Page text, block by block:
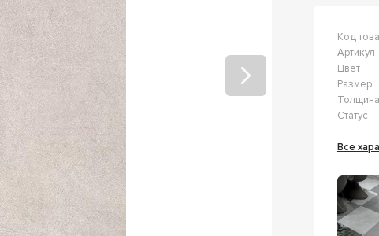
Код
Артикул
Цвет
Размер
Толщина
Статус
Все